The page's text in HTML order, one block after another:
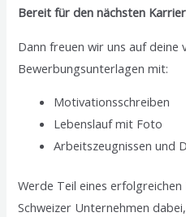
Bereit für den nächsten
Dann freuen wir uns auf deine
Bewerbungsunterlagen mit:
Motivationsschreiben
Lebenslauf mit Foto
Arbeitszeugnissen und
Werde Teil eines
Schweizer Unternehmen